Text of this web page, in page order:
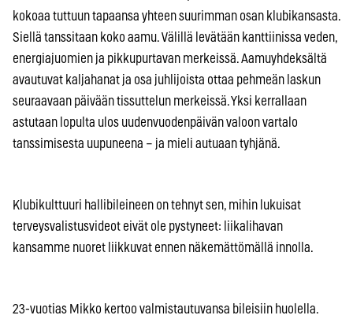
kokoaa tuttuun tapaansa yhteen suurimman osan klubikansasta.
Siellä tanssitaan koko aamu. Välillä levätään kanttiinissa veden,
energiajuomien ja pikkupurtavan merkeissä. Aamuyhdeksältä
avautuvat kaljahanat ja osa juhlijoista ottaa pehmeän laskun
seuraavaan päivään tissuttelun merkeissä. Yksi kerrallaan
astutaan lopulta ulos uudenvuodenpäivän valoon vartalo
tanssimisesta uupuneena – ja mieli autuaan tyhjänä.
Klubikulttuuri hallibileineen on tehnyt sen, mihin lukuisat
terveysvalistusvideot eivät ole pystyneet: liikalihavan
kansamme nuoret liikkuvat ennen näkemättömällä innolla.
23-vuotias Mikko kertoo valmistautuvansa bileisiin huolella.